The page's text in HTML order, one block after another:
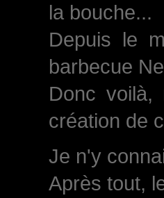
la bouche...
Depuis le
barbecue
Donc
création de
Je n'y
Après tout,